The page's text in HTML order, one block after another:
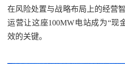
在风险处置与战略布局上的经营
运营让这座100MW电站成为“现
效的关键。